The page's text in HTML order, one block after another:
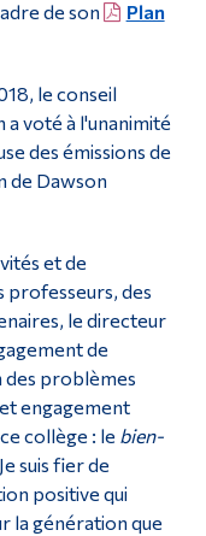
de son
Plan
le conseil
voté à l'unanimité
des émissions de
de Dawson
et de
professeurs, des
le directeur
de
des problèmes
engagement
collège : le bien-
suis fier de
positive qui
la génération que